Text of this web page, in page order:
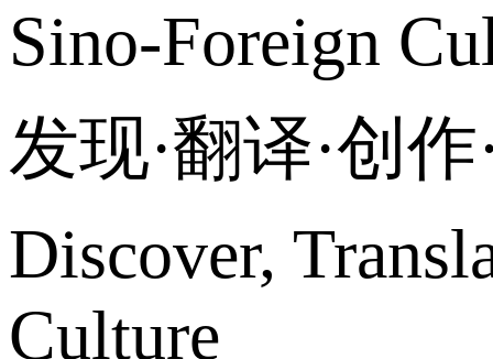
Sino-Foreign
发现·翻译·创
Discover,
Culture